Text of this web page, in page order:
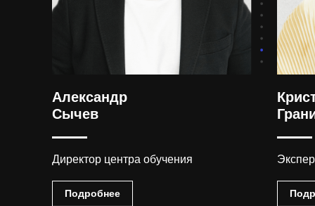
Александр
Сычев
Директор центра обучения
Подробнее